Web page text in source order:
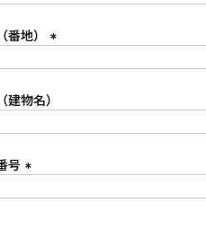
番地）
須
建物名）
号